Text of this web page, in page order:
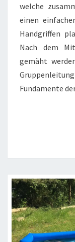
welche
einen
Handgriffen
Nach dem
gemäht
Fundamente